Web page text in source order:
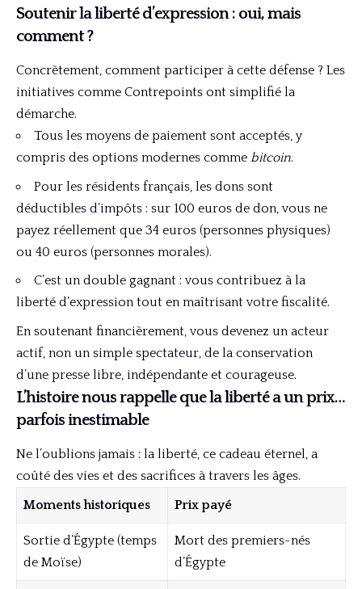
Soutenir la liberté d’expression : oui, mais
comment ?
Concrètement, comment participer à cette défense ? Les
initiatives comme Contrepoints ont simplifié la
démarche.
Tous les moyens de paiement sont acceptés, y
compris des options modernes comme bitcoin.
Pour les résidents français, les dons sont
déductibles d’impôts : sur 100 euros de don, vous ne
payez réellement que 34 euros (personnes physiques)
ou 40 euros (personnes morales).
C’est un double gagnant : vous contribuez à la
liberté d’expression tout en maîtrisant votre fiscalité.
En soutenant financièrement, vous devenez un acteur
actif, non un simple spectateur, de la conservation
d’une presse libre, indépendante et courageuse.
L’histoire nous rappelle que la liberté a un prix…
parfois inestimable
Ne l’oublions jamais : la liberté, ce cadeau éternel, a
coûté des vies et des sacrifices à travers les âges.
Moments historiques
Prix payé
Sortie d’Égypte (temps
de Moïse)
Mort des premiers-nés
d’Égypte